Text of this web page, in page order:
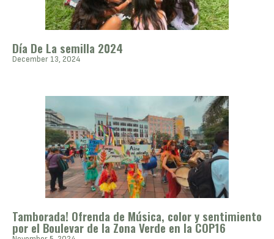
Día De La semilla 2024
December 13, 2024
Tamborada! Ofrenda de Música, color y sentimiento
por el Boulevar de la Zona Verde en la COP16